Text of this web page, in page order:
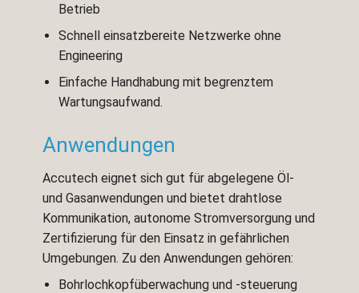
Betrieb
Schnell einsatzbereite Netzwerke ohne
Engineering
Einfache Handhabung mit begrenztem
Wartungsaufwand.
Anwendungen
Accutech eignet sich gut für abgelegene Öl-
und Gasanwendungen und bietet drahtlose
Kommunikation, autonome Stromversorgung und
Zertifizierung für den Einsatz in gefährlichen
Umgebungen. Zu den Anwendungen gehören:
Bohrlochkopfüberwachung und -steuerung